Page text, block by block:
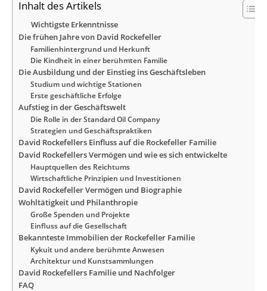
Inhalt des Artikels
Wichtigste Erkenntnisse
Die frühen Jahre von David Rockefeller
Familienhintergrund und Herkunft
Die Kindheit in einer berühmten Familie
Die Ausbildung und der Einstieg ins Geschäftsleben
Studium und wichtige Stationen
Erste geschäftliche Erfolge
Aufstieg in der Geschäftswelt
Die Rolle in der Standard Oil Company
Strategien und Geschäftspraktiken
David Rockefellers Einfluss auf die Rockefeller Familie
David Rockefellers Vermögen und wie es sich entwickelte
Hauptquellen des Reichtums
Wirtschaftliche Prinzipien und Investitionen
David Rockefeller Vermögen und Biographie
Wohltätigkeit und Philanthropie
Große Spenden und Projekte
Einfluss auf die Gesellschaft
Bekannteste Immobilien der Rockefeller Familie
Kykuit und andere berühmte Anwesen
Architektur und Kunstsammlungen
David Rockefellers Familie und Nachfolger
FAQ